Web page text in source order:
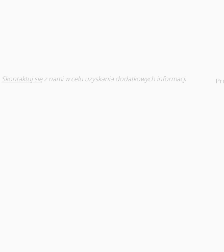
Skontaktuj sięz nami w celu uzyskania dodatkowych informacji